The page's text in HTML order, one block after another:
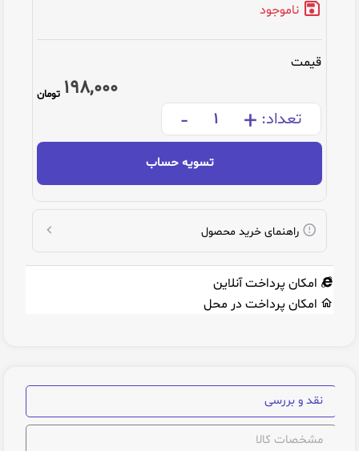
ناموجود
قیمت
198,000 تومان
تعداد: +
-
تسویه حساب
راهنمای خرید محصول
امکان پرداخت آنلاین
امکان پرداخت در محل
نقد و بررسی
مشخصات کالا